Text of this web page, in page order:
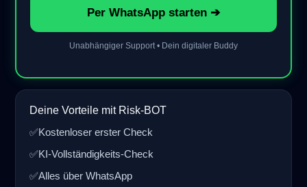
Per WhatsApp starten ➔
Unabhängiger Support • Dein digitaler Buddy
Deine Vorteile mit Risk-BOT
✅Kostenloser erster Check
✅KI-Vollständigkeits-Check
✅Alles über WhatsApp